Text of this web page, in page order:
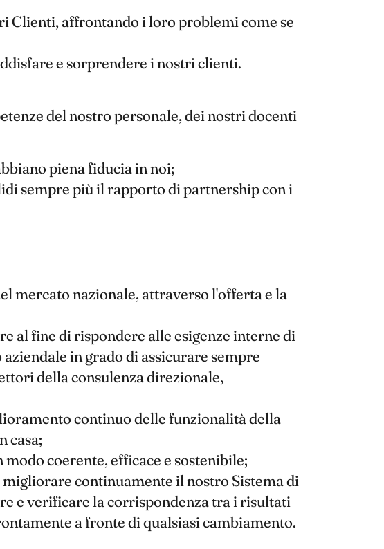
Clienti, affrontando i loro problemi come se
e sorprendere i nostri clienti.
del nostro personale, dei nostri docenti
piena fiducia in noi;
sempre più il rapporto di partnership con i
mercato nazionale, attraverso l'offerta e la
al fine di rispondere alle esigenze interne di
in grado di assicurare sempre
della consulenza direzionale,
continuo delle funzionalità della
casa;
coerente, efficace e sostenibile;
continuamente il nostro Sistema di
e verificare la corrispondenza tra i risultati
a fronte di qualsiasi cambiamento.